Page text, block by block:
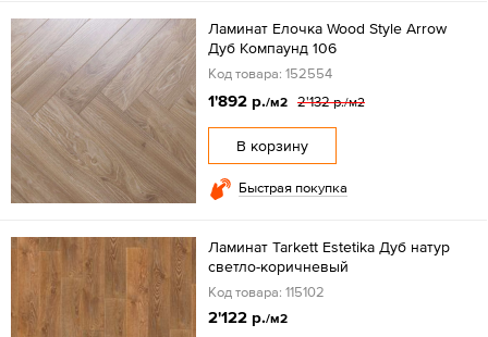
Ламинат Елочка Wood Style Arrow
Дуб Компаунд 106
Код товара: 152554
1'892 р./м2 2'132 р./м2
В корзину
Быстрая покупка
Ламинат Tarkett Estetika Дуб натур
светло-коричневый
Код товара: 115102
2'122 р./м2